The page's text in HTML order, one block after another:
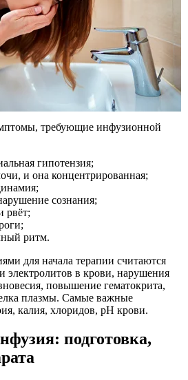
требующие инфузионной
гипотензия;
и она концентрированная;
сознания;
рвёт;
ритм.
для начала терапии считаются
электролитов в крови, нарушения
повышение гематокрита,
плазмы. Самые важные
калия, хлоридов, pH крови.
подготовка,